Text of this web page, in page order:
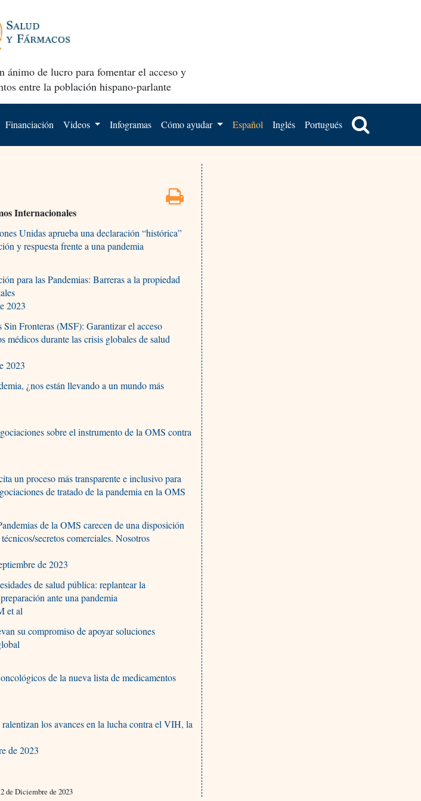
ánimo de lucro para fomentar el acceso y
entre la población hispano-parlante
Financiación Videos Infogramas Cómo ayudar Español Inglés Portugués
Internacionales
Unidas aprueba una declaración “histórica”
y respuesta frente a una pandemia
para las Pandemias: Barreras a la propiedad
2023
Fronteras (MSF): Garantizar el acceso
médicos durante las crisis globales de salud
2023
¿nos están llevando a un mundo más
sobre el instrumento de la OMS contra
un proceso más transparente e inclusivo para
de tratado de la pandemia en la OMS
de la OMS carecen de una disposición
secretos comerciales. Nosotros
de 2023
de salud pública: replantear la
ante una pandemia
et al
su compromiso de apoyar soluciones
de la nueva lista de medicamentos
los avances en la lucha contra el VIH, la
de 2023
de Diciembre de 2023